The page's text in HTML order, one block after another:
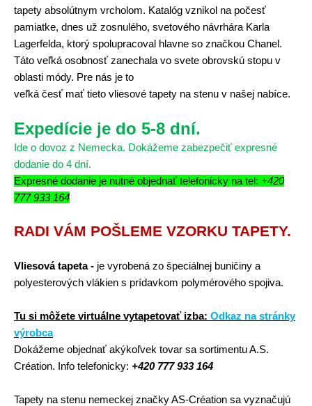
tapety absolútnym vrcholom. Katalóg vznikol na počesť
pamiatke, dnes už zosnulého, svetového návrhára Karla
Lagerfelda, ktorý spolupracoval hlavne so značkou Chanel.
Táto veľká osobnosť zanechala vo svete obrovskú stopu v
oblasti módy. Pre nás je to
veľká česť mať tieto vliesové tapety na stenu v našej nabíce.
Expedície je do 5-8 dní.
Ide o dovoz z Nemecka. Dokážeme zabezpečiť expresné
dodanie do 4 dní.
Expresné dodanie je nutné objednať telefonicky na tel: +420
777 933 164
RADI VÁM POŠLEME VZORKU TAPETY.
Vliesová tapeta - je vyrobená zo špeciálnej buničiny a
polyesterových vlákien s prídavkom polymérového spojiva.
Tu si môžete virtuálne vytapetovať izba: Odkaz na stránky
výrobca
Dokážeme objednať akýkoľvek tovar sa sortimentu A.S.
Création. Info telefonicky: +420 777 933 164
Tapety na stenu nemeckej značky AS-Création sa vyznačujú